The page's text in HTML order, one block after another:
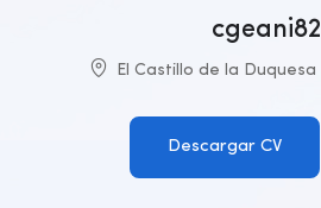
cgeani82
El Castillo de la Duquesa
Descargar CV